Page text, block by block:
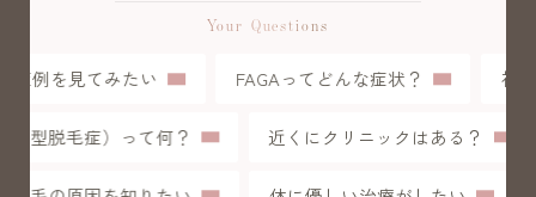
Your Questions
症例を見てみたい FAGAってどんな症状？ 初
性型脱毛症）って何？ 近くにクリニックはある？